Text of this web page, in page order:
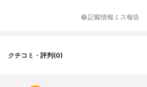
記載情報ミス報告
クチコミ・評判(0)